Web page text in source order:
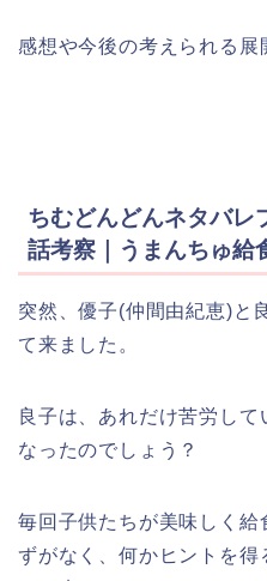
感想や今後の考えられる展
ちむどんどんネタバレ
話考察｜うまんちゅ給
突然、優子(仲間由紀恵)と
て来ました。
良子は、あれだけ苦労して
なったのでしょう？
毎回子供たちが美味しく給
ずがなく、何かヒントを